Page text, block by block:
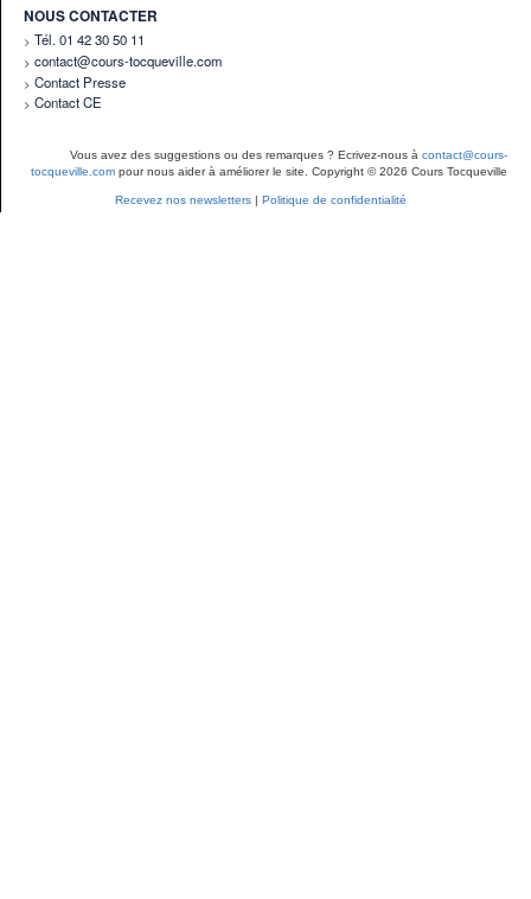
NOUS CONTACTER
Tél. 01 42 30 50 11
contact@cours-tocqueville.com
Contact Presse
Contact CE
Vous avez des suggestions ou des remarques ? Ecrivez-nous à contact@cours-
tocqueville.com pour nous aider à améliorer le site. Copyright © 2026 Cours Tocqueville
Recevez nos newsletters Politique de confidentialité